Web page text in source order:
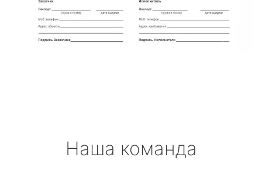
Наша команда